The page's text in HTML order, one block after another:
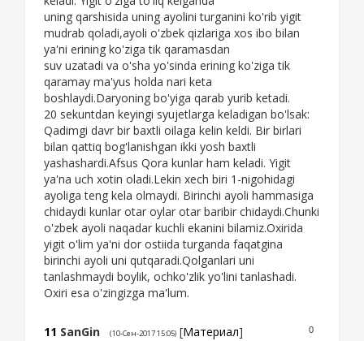
uning qarshisida uning ayolini turganini ko'rib yigit
mudrab qoladi,ayoli o'zbek qizlariga xos ibo bilan
ya'ni erining ko'ziga tik qaramasdan
suv uzatadi va o'sha yo'sinda erining ko'ziga tik
qaramay ma'yus holda nari keta
boshlaydi.Daryoning bo'yiga qarab yurib ketadi.
20 sekuntdan keyingi syujetlarga keladigan bo'lsak:
Qadimgi davr bir baxtli oilaga kelin keldi. Bir birlari
bilan qattiq bog'lanishgan ikki yosh baxtli
yashashardi.Afsus Qora kunlar ham keladi. Yigit
ya'na uch xotin oladi.Lekin xech biri 1-nigohidagi
ayoliga teng kela olmaydi. Birinchi ayoli hammasiga
chidaydi kunlar otar oylar otar baribir chidaydi.Chunki
o'zbek ayoli naqadar kuchli ekanini bilamiz.Oxirida
yigit o'lim ya'ni dor ostiida turganda faqatgina
birinchi ayoli uni qutqaradi.Qolganlari uni
tanlashmaydi boylik, ochko'zlik yo'lini tanlashadi.
Oxiri esa o'zingizga ma'lum.
0
11 SanGin (10-Сен-2017 15:05) [Материал]